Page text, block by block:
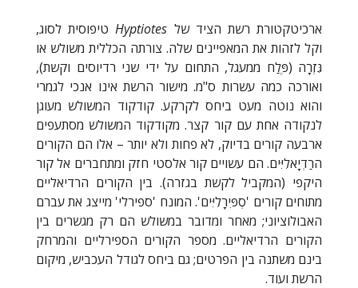
ארכיטקטורת רשת הציד של Hyptiotesטיפוסית לסוג,
וקל לזהות את המאפיינים שלה. צורתה הכללית משולש או
גִּזְרָה (פֶּלַח ממעגל, התחום על ידי שני רדיוסים וקשת),
ואורכה כמה עשרות ס"מ. מישור הרשת אינו אנכי לגמרי
והוא נוטה מעט ביחס לקרקע. קודקוד המשולש מעוגן
לנקודה אחת עם קור קצר. מקודקוד המשולש מסתעפים
ארבעה קורים בדיוק, לא פחות ולא יותר – אלו הם הקורים
הרַדְיָאלִיִּים. הם עשויים קור אלסטי חזק ומתחברים אל קור
היקפי (המקביל לקשת בגזרה). בין הקורים הרדיאליים
מתוחים קורים 'סְפִּירָלִיִּים'. המונח 'ספירלי' מייצג את עברם
האבולוציוני; מאחר ומדובר במשולש הם רק מגשרים בין
הקורים הרדיאליים. מספר הקורים הספירליים והמרחק
בינם משתנה בין הפרטים; גם ביחס לגודל העכביש, מיקום
הרשת ועוד.